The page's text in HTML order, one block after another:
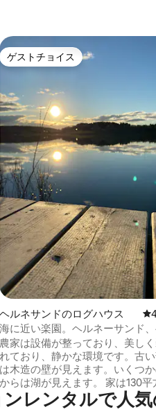
、5つ星中5.0つ星の平均評価
ゲストチョイス
ゲストチョイス
ヘルネサンドのログハウス レ
海に近い楽園。ヘルネーサンド
ガ・クステン。
農家は設備が整っており、美し
れており、静かな環境です。古
は木造の壁が見えます。いくつ
からは湖が見えます。 家は130平方メート
ルあり、キッチン、床暖房と快
ワー付きのバスルーム、4つの美
レンタルで人